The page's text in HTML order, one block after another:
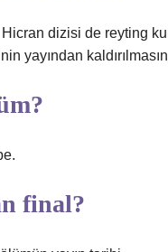
dizisi de reyting
yayından
final?